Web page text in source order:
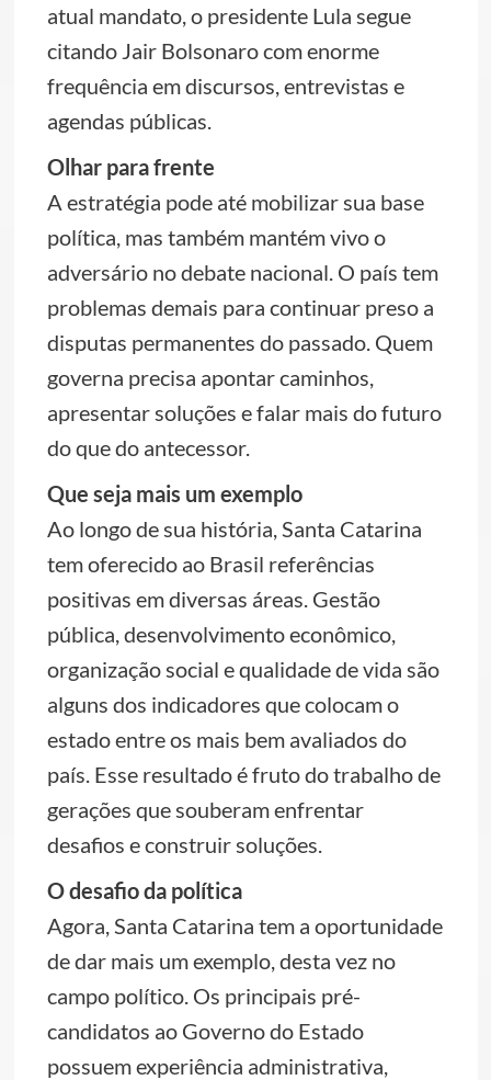
atual mandato, o presidente Lula segue
citando Jair Bolsonaro com enorme
frequência em discursos, entrevistas e
agendas públicas.
Olhar para frente
A estratégia pode até mobilizar sua base
política, mas também mantém vivo o
adversário no debate nacional. O país tem
problemas demais para continuar preso a
disputas permanentes do passado. Quem
governa precisa apontar caminhos,
apresentar soluções e falar mais do futuro
do que do antecessor.
Que seja mais um exemplo
Ao longo de sua história, Santa Catarina
tem oferecido ao Brasil referências
positivas em diversas áreas. Gestão
pública, desenvolvimento econômico,
organização social e qualidade de vida são
alguns dos indicadores que colocam o
estado entre os mais bem avaliados do
país. Esse resultado é fruto do trabalho de
gerações que souberam enfrentar
desafios e construir soluções.
O desafio da política
Agora, Santa Catarina tem a oportunidade
de dar mais um exemplo, desta vez no
campo político. Os principais pré-
candidatos ao Governo do Estado
possuem experiência administrativa,